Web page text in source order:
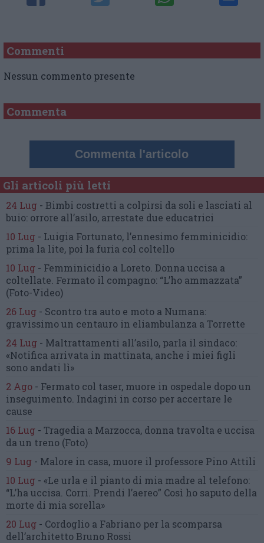
Commenti
Nessun commento presente
Commenta
Commenta l'articolo
Gli articoli più letti
24 Lug - Bimbi costretti a colpirsi da soli e lasciati al
buio: orrore all’asilo, arrestate due educatrici
10 Lug - Luigia Fortunato, l’ennesimo femminicidio:
prima la lite, poi la furia col coltello
10 Lug - Femminicidio a Loreto. Donna uccisa a
coltellate. Fermato il compagno: “L’ho ammazzata”
(Foto-Video)
26 Lug - Scontro tra auto e moto a Numana:
gravissimo un centauro in eliambulanza a Torrette
24 Lug - Maltrattamenti all’asilo, parla il sindaco:
«Notifica arrivata in mattinata, anche i miei figli
sono andati lì»
2 Ago - Fermato col taser, muore in ospedale dopo un
inseguimento. Indagini in corso per accertare le
cause
16 Lug - Tragedia a Marzocca, donna travolta e uccisa
da un treno (Foto)
9 Lug - Malore in casa, muore il professore Pino Attili
10 Lug - «Le urla e il pianto di mia madre al telefono:
“L’ha uccisa. Corri. Prendi l’aereo” Così ho saputo della
morte di mia sorella»
20 Lug - Cordoglio a Fabriano per la scomparsa
dell’architetto Bruno Rossi